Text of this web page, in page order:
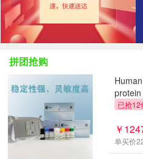
信裕生物-2021五一放假通知
信裕生物2021年春节放假通知
【放假通知】迎元旦，跨新年
拼团抢购
beta/
已抢12
￥
单买价